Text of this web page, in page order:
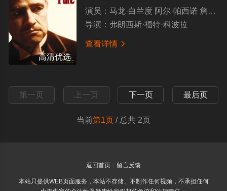
高清优选
演员： 马龙·白兰度 阿尔·帕西诺 詹姆斯·肯恩 理查德·卡斯特尔诺
导演： 弗朗西斯·福特·科波拉
查看详情 
第一页 上一页 下一页 最后页
当前第1页 / 总共 2页
返回首页 留言反馈
本站只提供WEB页面服务，本站不存储、不制作任何视频，不承担任何